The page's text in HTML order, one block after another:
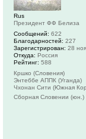
Rus
Президент ФФ Белиза
Сообщений: 622
Благодарностей: 227
Зарегистрирован: 28
Откуда: Россия
Рейтинг: 588
Кршко (Словения)
Энтеббе АППК (Уганда)
Чхонан Сити (Южная
Сборная Словении (юн.)